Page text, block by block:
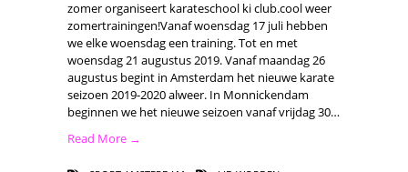
zomer organiseert karateschool ki club.cool weer
zomertrainingen!Vanaf woensdag 17 juli hebben
we elke woensdag een training. Tot en met
woensdag 21 augustus 2019. Vanaf maandag 26
augustus begint in Amsterdam het nieuwe karate
seizoen 2019-2020 alweer. In Monnickendam
beginnen we het nieuwe seizoen vanaf vrijdag 30…
Read More →